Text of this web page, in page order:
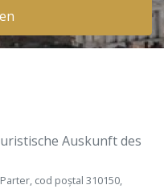
Auskunft des
cod poștal 310150,